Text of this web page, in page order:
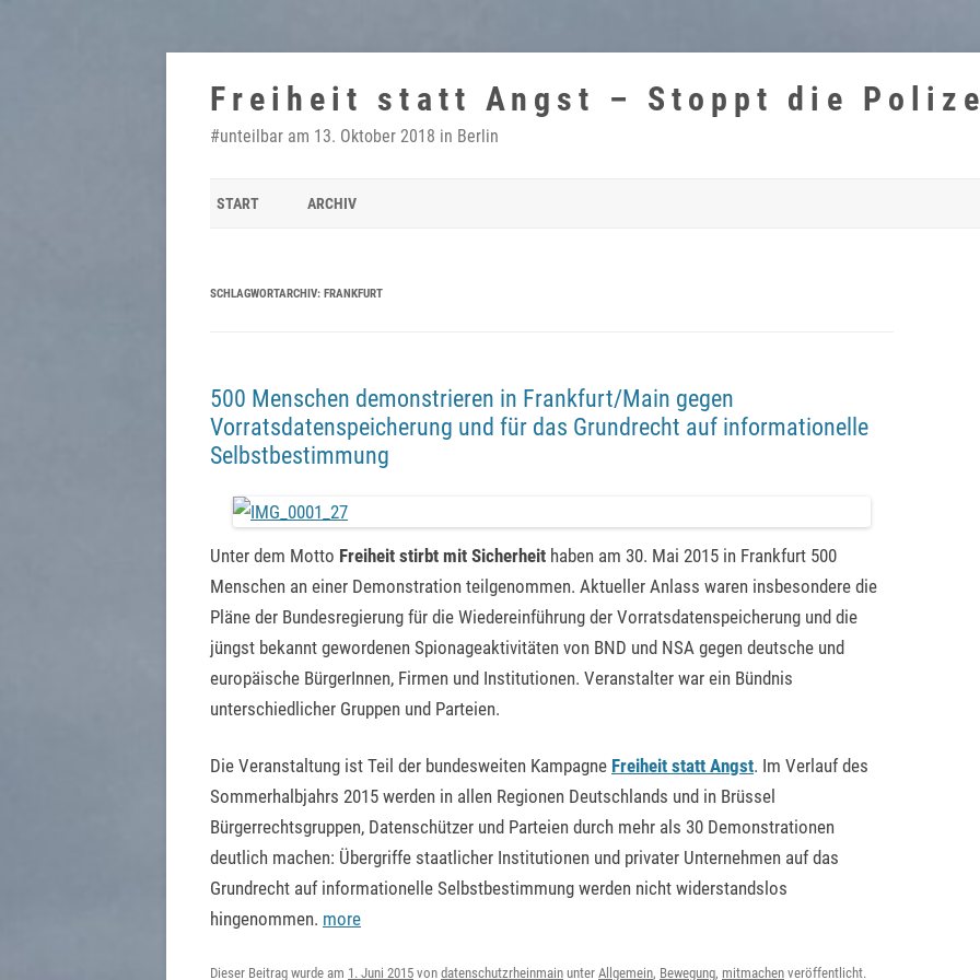
springen
Freiheit statt Angst – Stoppt die
#unteilbar am 13. Oktober 2018 in Berlin
START ARCHIV
SCHLAGWORTARCHIV: FRANKFURT
500 Menschen demonstrieren in Frankfurt/Main gegen
Vorratsdatenspeicherung und für das Grundrecht auf informationelle
Selbstbestimmung
Unter dem Motto Freiheit stirbt mit Sicherheit haben am 30. Mai 2015 in Frankfurt 500
Menschen an einer Demonstration teilgenommen. Aktueller Anlass waren insbesondere die
Pläne der Bundesregierung für die Wiedereinführung der Vorratsdatenspeicherung und die
jüngst bekannt gewordenen Spionageaktivitäten von BND und NSA gegen deutsche und
europäische BürgerInnen, Firmen und Institutionen. Veranstalter war ein Bündnis
unterschiedlicher Gruppen und Parteien.
Die Veranstaltung ist Teil der bundesweiten Kampagne Freiheit statt Angst. Im Verlauf des
Sommerhalbjahrs 2015 werden in allen Regionen Deutschlands und in Brüssel
Bürgerrechtsgruppen, Datenschützer und Parteien durch mehr als 30 Demonstrationen
deutlich machen: Übergriffe staatlicher Institutionen und privater Unternehmen auf das
Grundrecht auf informationelle Selbstbestimmung werden nicht widerstandslos
hingenommen. more
Dieser Beitrag wurde am 1. Juni 2015 von datenschutzrheinmain unter Allgemein, Bewegung, mitmachen veröffentlicht.